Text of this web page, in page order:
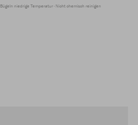
Bügeln niedrige Temperatur Nicht chemisch reinigen